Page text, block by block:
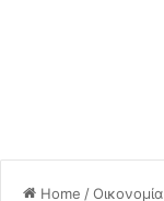
Home /Οικονομία